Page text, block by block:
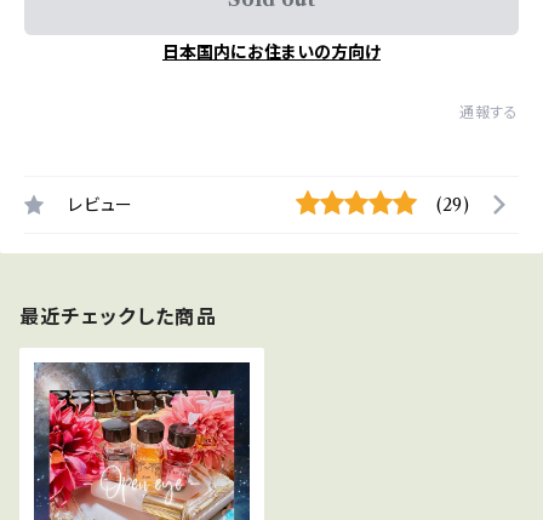
日本国内にお住まいの方向け
通報する
レビュー (29)
最近チェックした商品